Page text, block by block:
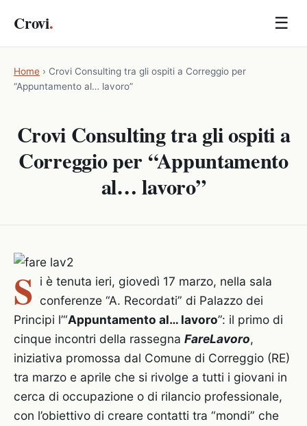
Crovi. ☰
Home › Crovi Consulting tra gli ospiti a Correggio per
“Appuntamento al… lavoro”
Crovi Consulting tra gli ospiti a
Correggio per “Appuntamento
al… lavoro”
S i è tenuta ieri, giovedì 17 marzo, nella sala
conferenze “A. Recordati” di Palazzo dei
Principi l’“Appuntamento al… lavoro”: il primo di
cinque incontri della rassegna FareLavoro,
iniziativa promossa dal Comune di Correggio (RE)
tra marzo e aprile che si rivolge a tutti i giovani in
cerca di occupazione o di rilancio professionale,
con l’obiettivo di creare contatti tra “mondi” che